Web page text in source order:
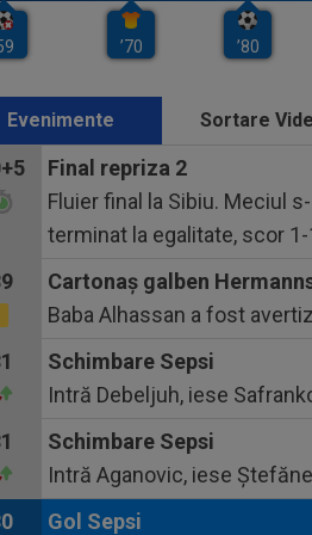
Evenimente Sortare
Final repriza 2
Fluier final la Sibiu. Meciul
terminat la egalitate, scor 1-
Cartonaş galben
Baba Alhassan a fost
Schimbare Sepsi
Intră Debeljuh, iese
Schimbare Sepsi
Intră Aganovic, iese
Gol Sepsi